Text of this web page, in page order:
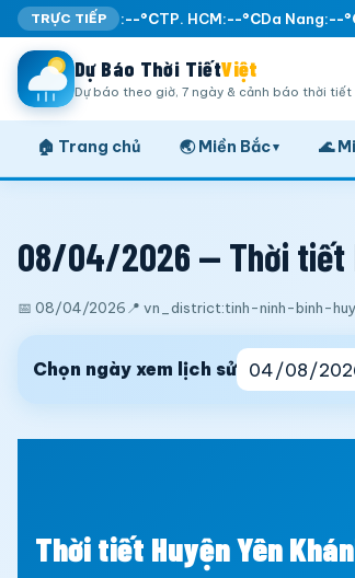
TRỰC TIẾP
Ha Noi:--°CTP. HCM:--°CDa Nang:--°C
Dự Báo Thời TiếtViệt
Dự báo theo giờ, 7 ngày & cảnh báo thời tiết
🏠 Trang chủ 🌏 Miền Bắc▾ 🌊
08/04/2026 — Thời tiết
📅 08/04/2026 📍 vn_district:tinh-ninh-binh-
Chọn ngày xem lịch sử
Thời tiết Huyện Yên